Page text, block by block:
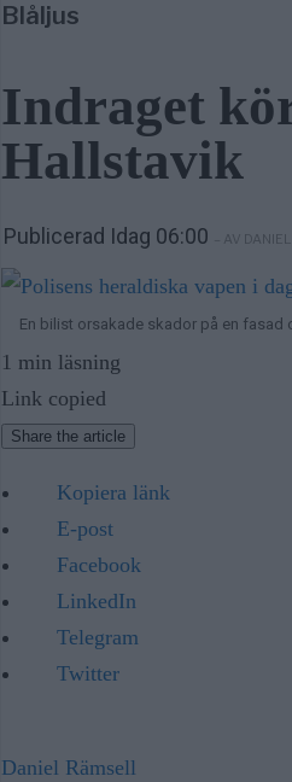
Blåljus
Indraget
Hallstavik
Publicerad Idag 06:00 – AV
En bilist orsakade skador på en
1 min läsning
Link copied
Share the article
Kopiera länk
E-post
Facebook
LinkedIn
Telegram
Twitter
Daniel Rämsell